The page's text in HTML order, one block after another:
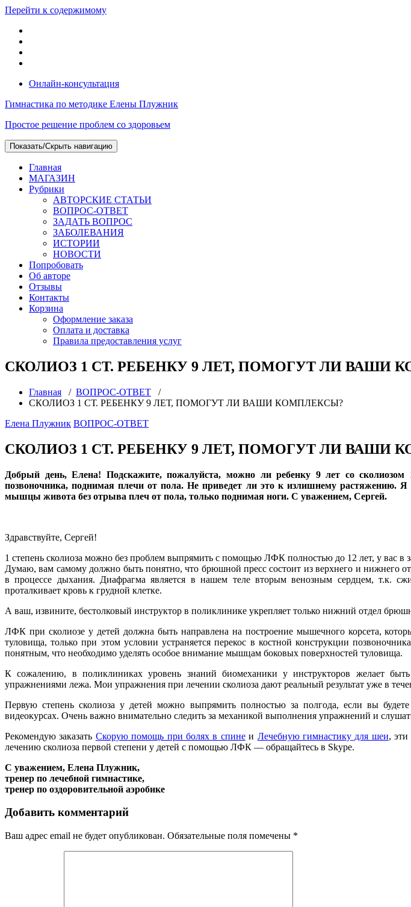
Перейти к содержимому
Онлайн-консультация
Гимнастика по методике Елены Плужник
Простое решение проблем со здоровьем
Показать/Скрыть навигацию
Главная
МАГАЗИН
Рубрики
АВТОРСКИЕ СТАТЬИ
ВОПРОС-ОТВЕТ
ЗАДАТЬ ВОПРОС
ЗАБОЛЕВАНИЯ
ИСТОРИИ
НОВОСТИ
Попробовать
Об авторе
Отзывы
Контакты
Корзина
Оформление заказа
Оплата и доставка
Правила предоставления услуг
СКОЛИОЗ 1 СТ. РЕБЕНКУ 9 ЛЕТ, ПОМОГУТ ЛИ ВАШИ
Главная / ВОПРОС-ОТВЕТ /
СКОЛИОЗ 1 СТ. РЕБЕНКУ 9 ЛЕТ, ПОМОГУТ ЛИ ВАШИ КОМПЛЕКСЫ?
Елена Плужник ВОПРОС-ОТВЕТ
СКОЛИОЗ 1 СТ. РЕБЕНКУ 9 ЛЕТ, ПОМОГУТ ЛИ ВАШИ
Добрый день, Елена! Подскажите, пожалуйста, можно ли ребенку 9 лет со
позвоночника, поднимая плечи от пола. Не приведет ли это к излишнему
мышцы живота без отрыва плеч от пола, только поднимая ноги. С уважением, Сергей.
Здравствуйте, Сергей!
1 степень сколиоза можно без проблем выпрямить с помощью ЛФК полностью до 12 лет, у вас в
Думаю, вам самому должно быть понятно, что брюшной пресс состоит из верхнего и нижнего
в процессе дыхания. Диафрагма является в нашем теле вторым венозным сердцем, т.к.
проталкивает кровь к грудной клетке.
А ваш, извините, бестолковый инструктор в поликлинике укрепляет только нижний отдел
ЛФК при сколиозе у детей должна быть направлена на построение мышечного корсета,
туловища, только при этом условии устраняется перекос в костной конструкции
понятным, что необходимо уделять особое внимание мышцам боковых поверхностей туловища.
К сожалению, в поликлиниках уровень знаний биомеханики у инструкторов желает
упражнениями лежа. Мои упражнения при лечении сколиоза дают реальный результат уже в
Первую степень сколиоза у детей можно выпрямить полностью за полгода, если вы
видеокурсах. Очень важно внимательно следить за механикой выполнения упражнений и
Рекомендую заказать Скорую помощь при болях в спинеи Лечебную гимнастику для шеи, эти
лечению сколиоза первой степени у детей с помощью ЛФК — обращайтесь в Skype.
С уважением, Елена Плужник,
тренер по лечебной гимнастике,
тренер по оздоровительной аэробике
Добавить комментарий
Ваш адрес email не будет опубликован. Обязательные поля помечены *